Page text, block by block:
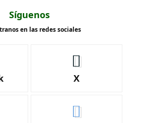
Síguenos
en las redes sociales
X